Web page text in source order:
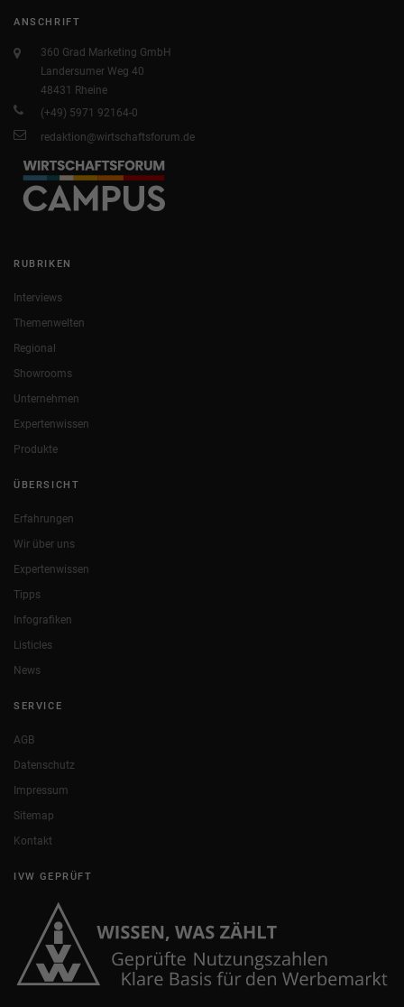
ANSCHRIFT
360 Grad Marketing GmbH
Landersumer Weg 40
48431 Rheine
(+49) 5971 92164-0
redaktion@wirtschaftsforum.de
RUBRIKEN
Interviews
Themenwelten
Regional
Showrooms
Unternehmen
Expertenwissen
Produkte
ÜBERSICHT
Erfahrungen
Wir über uns
Expertenwissen
Tipps
Infografiken
Listicles
News
SERVICE
AGB
Datenschutz
Impressum
Sitemap
Kontakt
IVW GEPRÜFT